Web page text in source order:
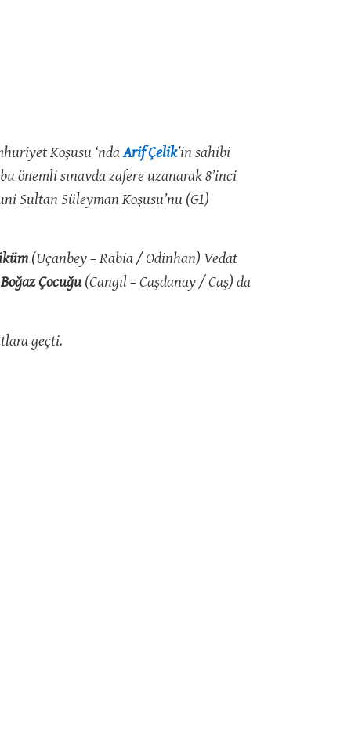
Koşusu ‘ndaArif Çelik’in sahibi
önemli sınavda zafere uzanarak 8’inci
Sultan Süleyman Koşusu’nu (G1)
(Uçanbey – Rabia / Odinhan) Vedat
Boğaz Çocuğu(Cangıl – Caşdanay / Caş) da
geçti.